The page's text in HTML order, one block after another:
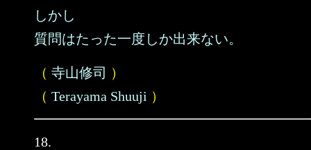
しかし
質問はたった一度しか出来ない。
（ 寺山修司 ）
（ Terayama Shuuji ）
18.